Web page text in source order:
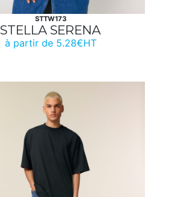
STTW173
STELLA SERENA
à partir de 5.28€HT